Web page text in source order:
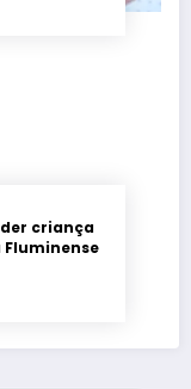
criança